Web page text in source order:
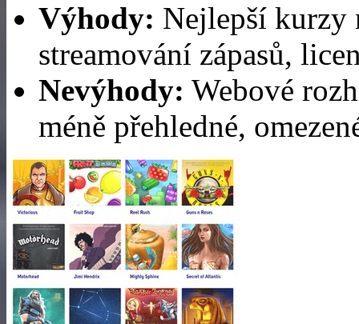
Výhody: Nejlepší kurzy
streamování zápasů,
Nevýhody: Webové
méně přehledné,